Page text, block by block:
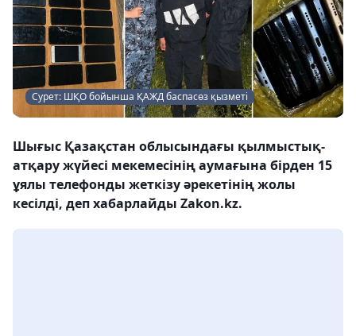
Сурет: ШҚО бойынша ҚАЖД баспасөз қызметі
Шығыс Қазақстан облысындағы қылмыстық-
атқару жүйесі мекемесінің аумағына бірден 15
ұялы телефонды жеткізу әрекетінің жолы
кесілді, деп хабарлайды Zakon.kz.